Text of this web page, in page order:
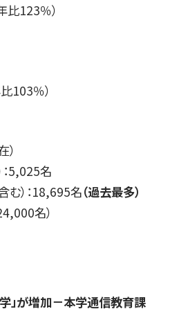
比123％）
103％）
5,025名
む）：18,695名（過去最多）
名）
学」が増加－本学通信教育課